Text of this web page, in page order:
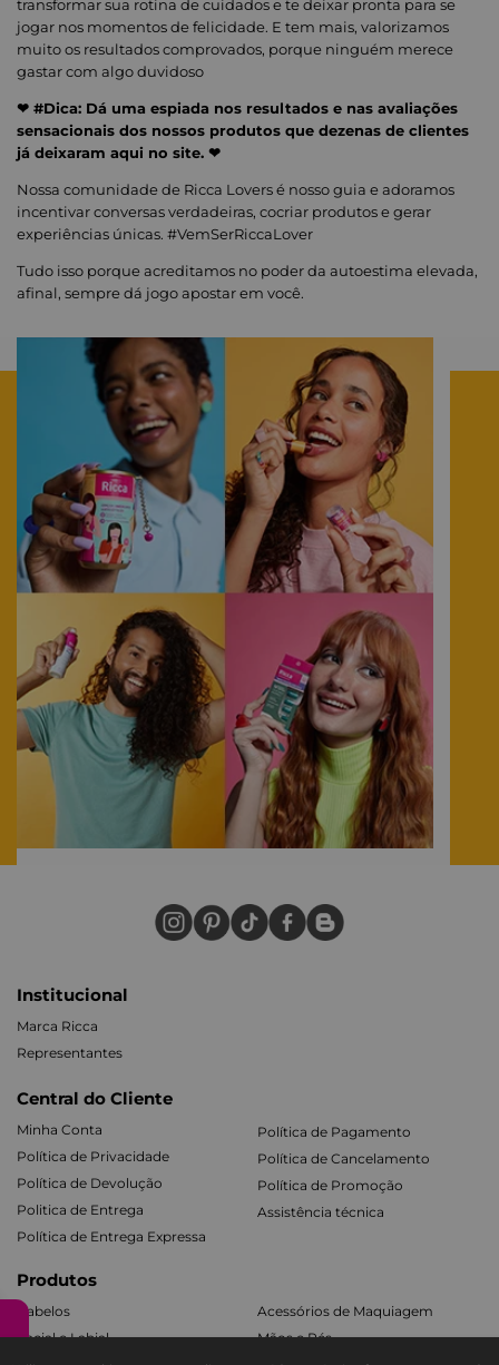
transformar sua rotina de cuidados e te deixar pronta para se
jogar nos momentos de felicidade. E tem mais, valorizamos
muito os resultados comprovados, porque ninguém merece
gastar com algo duvidoso
❤ #Dica: Dá uma espiada nos resultados e nas avaliações
sensacionais dos nossos produtos que dezenas de clientes
já deixaram aqui no site. ❤
Nossa comunidade de Ricca Lovers é nosso guia e adoramos
incentivar conversas verdadeiras, cocriar produtos e gerar
experiências únicas. #VemSerRiccaLover
Tudo isso porque acreditamos no poder da autoestima elevada,
afinal, sempre dá jogo apostar em você.
Institucional
Marca Ricca
Representantes
Central do Cliente
Minha Conta
Política de Privacidade
Política de Devolução
Politica de Entrega
Política de Entrega Expressa
Política de Pagamento
Política de Cancelamento
Política de Promoção
Assistência técnica
Produtos
Cabelos
Facial e Labial
Acessórios de Maquiagem
Mãos e Pés